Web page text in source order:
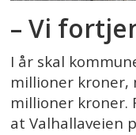
– Vi
I år skal
millioner kroner,
millioner kroner.
at Valhallaveien